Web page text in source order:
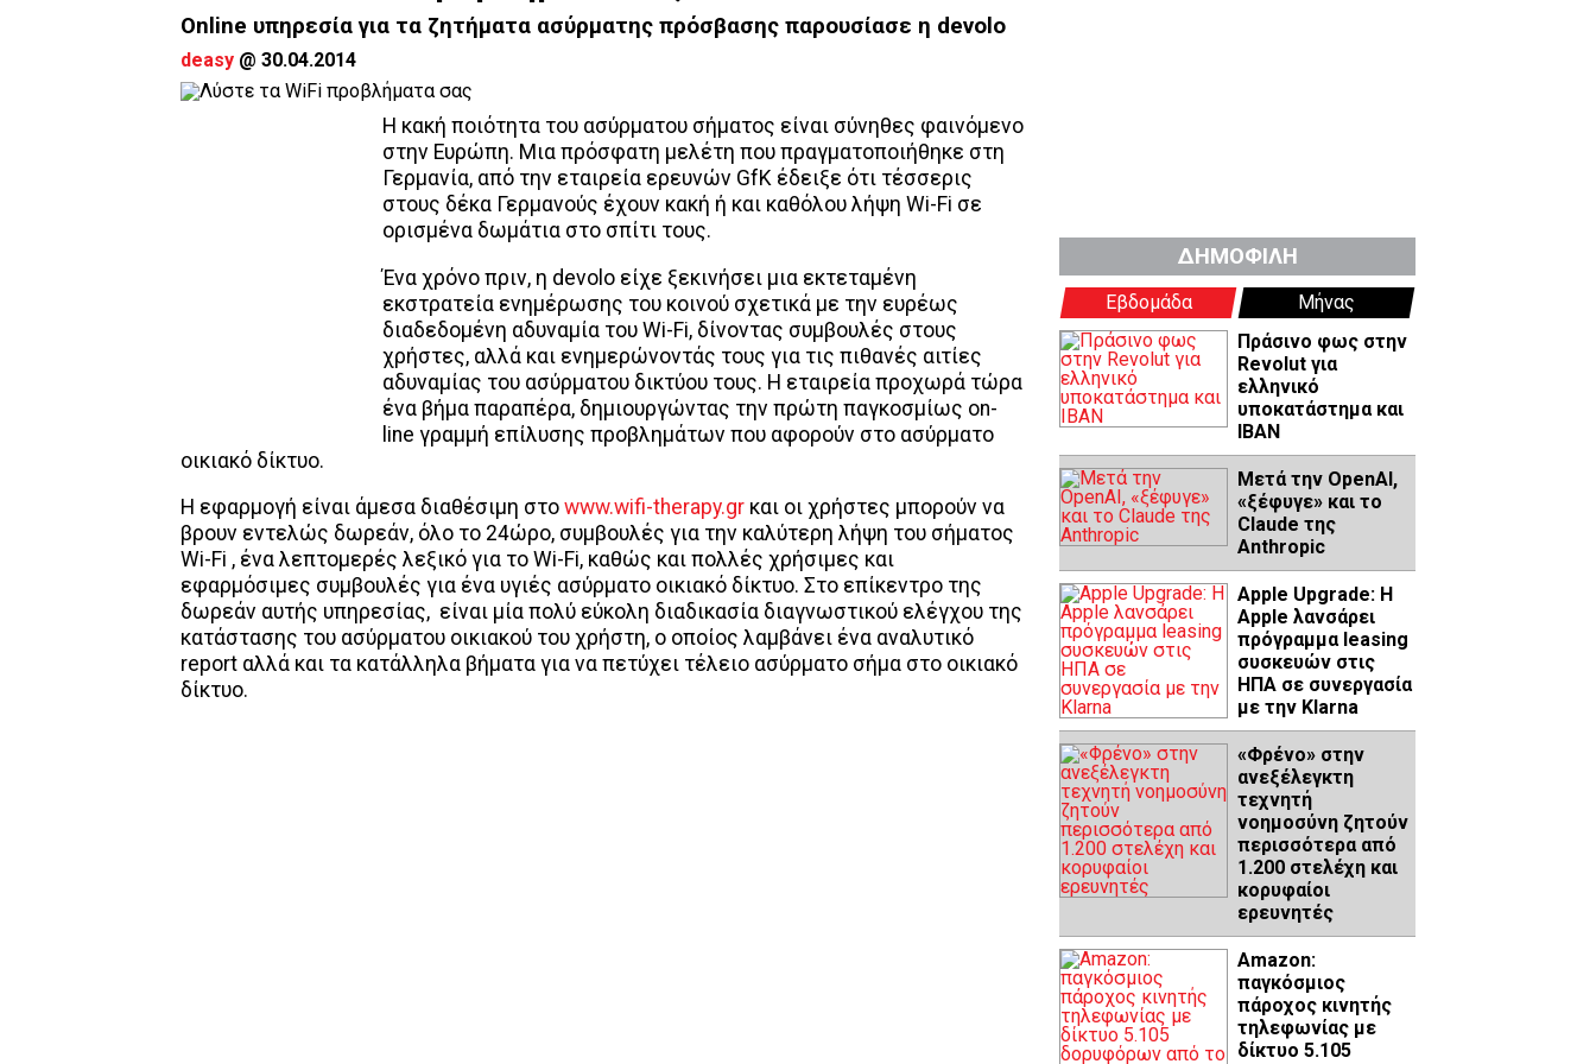
Online υπηρεσία για τα ζητήματα ασύρματης πρόσβασης παρουσίασε η devolo
deasy @ 30.04.2014
Η κακή ποιότητα του ασύρματου σήματος είναι σύνηθες φαινόμενο
στην Ευρώπη. Μια πρόσφατη μελέτη που πραγματοποιήθηκε στη
Γερμανία, από την εταιρεία ερευνών GfK έδειξε ότι τέσσερις
στους δέκα Γερμανούς έχουν κακή ή και καθόλου λήψη Wi-Fi σε
ορισμένα δωμάτια στο σπίτι τους.
Ένα χρόνο πριν, η devolo είχε ξεκινήσει μια εκτεταμένη
εκστρατεία ενημέρωσης του κοινού σχετικά με την ευρέως
διαδεδομένη αδυναμία του Wi-Fi, δίνοντας συμβουλές στους
χρήστες, αλλά και ενημερώνοντάς τους για τις πιθανές αιτίες
αδυναμίας του ασύρματου δικτύου τους. Η εταιρεία προχωρά τώρα
ένα βήμα παραπέρα, δημιουργώντας την πρώτη παγκοσμίως on-
line γραμμή επίλυσης προβλημάτων που αφορούν στο ασύρματο
οικιακό δίκτυο.
Η εφαρμογή είναι άμεσα διαθέσιμη στο www.wifi-therapy.gr και οι χρήστες μπορούν να
βρουν εντελώς δωρεάν, όλο το 24ώρο, συμβουλές για την καλύτερη λήψη του σήματος
Wi-Fi , ένα λεπτομερές λεξικό για το Wi-Fi, καθώς και πολλές χρήσιμες και
εφαρμόσιμες συμβουλές για ένα υγιές ασύρματο οικιακό δίκτυο. Στο επίκεντρο της
δωρεάν αυτής υπηρεσίας, είναι μία πολύ εύκολη διαδικασία διαγνωστικού ελέγχου της
κατάστασης του ασύρματου οικιακού του χρήστη, ο οποίος λαμβάνει ένα αναλυτικό
report αλλά και τα κατάλληλα βήματα για να πετύχει τέλειο ασύρματο σήμα στο οικιακό
δίκτυο.
ΔΗΜΟΦΙΛΗ
Εβδομάδα
Μήνας
Πράσινο φως στην
Revolut για
ελληνικό
υποκατάστημα και
IBAN
Μετά την OpenAI,
«ξέφυγε» και το
Claude της
Anthropic
Apple Upgrade: Η
Apple λανσάρει
πρόγραμμα leasing
συσκευών στις
ΗΠΑ σε συνεργασία
με την Klarna
«Φρένο» στην
ανεξέλεγκτη
τεχνητή
νοημοσύνη ζητούν
περισσότερα από
1.200 στελέχη και
κορυφαίοι
ερευνητές
Amazon:
παγκόσμιος
πάροχος κινητής
τηλεφωνίας με
δίκτυο 5.105